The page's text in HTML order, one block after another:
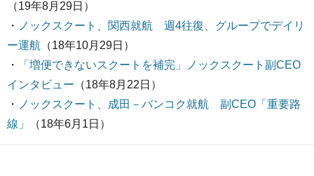
（19年8月29日）
・ ノックスクート、関西就航 週4往復、グループでデイリ
ー運航 （18年10月29日）
・
「増便できないスクートを補完」ノックスクート副CEO
インタビュー （18年8月22日）
・ ノックスクート、成田－バンコク就航 副CEO「重要路
線」
（18年6月1日）